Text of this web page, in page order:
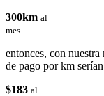
300km al
mes
entonces, con nuestra
de pago por km serían
$183 al